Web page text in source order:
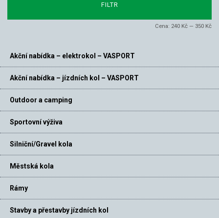
FILTR
Cena: 240 Kč — 350 Kč
Akční nabídka – elektrokol – VASPORT
Akční nabídka – jízdních kol – VASPORT
Outdoor a camping
Sportovní výživa
Silniční/Gravel kola
Městská kola
Rámy
Stavby a přestavby jízdních kol